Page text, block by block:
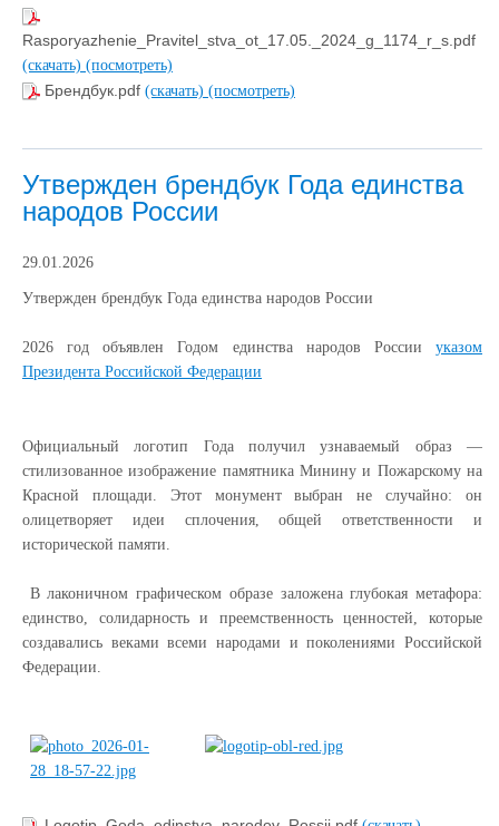
Rasporyazhenie_Pravitel_stva_ot_17.05._2024_g_1174_r_s.pdf
(скачать) (посмотреть)
Брендбук.pdf (скачать) (посмотреть)
Утвержден брендбук Года единства
народов России
29.01.2026
Утвержден брендбук Года единства народов России
2026 год объявлен Годом единства народов России указом
Президента Российской Федерации
Официальный логотип Года получил узнаваемый образ —
стилизованное изображение памятника Минину и Пожарскому на
Красной площади. Этот монумент выбран не случайно: он
олицетворяет идеи сплочения, общей ответственности и
исторической памяти.
В лаконичном графическом образе заложена глубокая метафора:
единство, солидарность и преемственность ценностей, которые
создавались веками всеми народами и поколениями Российской
Федерации.